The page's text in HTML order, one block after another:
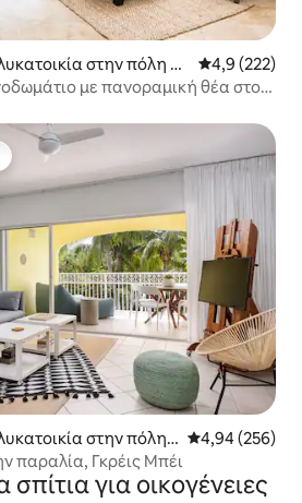
στην πόλη Pr
Μέση
4,9 (222)
με πανοραμική θέα στον
στην πόλη
Μέση
4,94 (256)
παραλία, Γκρέις Μπέι
σπίτια για οικογένειες